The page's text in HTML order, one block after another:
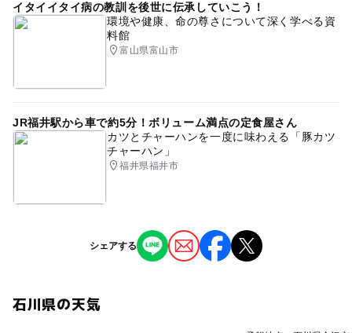
イタイイタイ病の教訓を後世に伝承していこう！
環境や健康、命の尊さについて深く学べる資
料館
富山県富山市
JR福井駅から車で約5分！ボリューム満点の定食屋さん
カツとチャーハンを一度に味わえる「豚カツ
チャーハン」
福井県福井市
シェアする
石川県の天気